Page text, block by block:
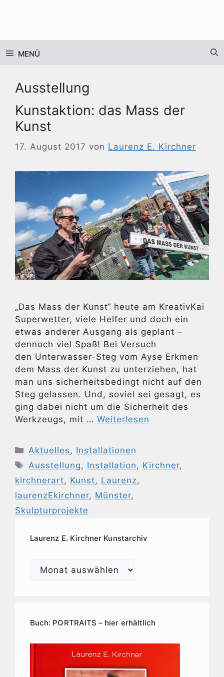
MENÜ
Ausstellung
Kunstaktion: das Mass der
Kunst
17. August 2017 von Laurenz E. Kirchner
„Das Mass der Kunst“ heute am KreativKai
Superwetter, viele Helfer und doch ein
etwas anderer Ausgang als geplant –
dennoch viel Spaß! Bei Versuch
den Unterwasser-Steg vom Ayse Erkmen
dem Mass der Kunst zu unterziehen, hat
man uns sicherheitsbedingt nicht auf den
Steg gelassen. Und, soviel sei gesagt, es
ging dabei nicht um die Sicherheit des
Werkzeugs, mit … Weiterlesen
Kategorien
Aktuelles , Installationen
Schlagwörter
Ausstellung , Installation , Kirchner,
kirchnerart, Kunst, Laurenz,
laurenzEkirchner, Münster,
Skulpturprojekte
Laurenz E. Kirchner Kunstarchiv
Laurenz
Buch: PORTRAITS – hier erhältlich